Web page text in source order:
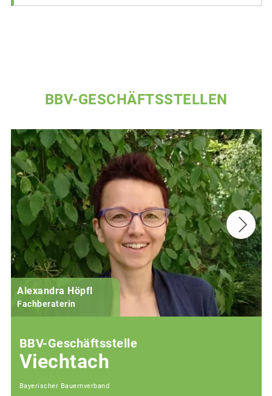
BBV-GESCHÄFTSSTELLEN
Alexandra Höpfl
Fachberaterin
BBV-Geschäftsstelle
Viechtach
Bayerischer Bauernverband